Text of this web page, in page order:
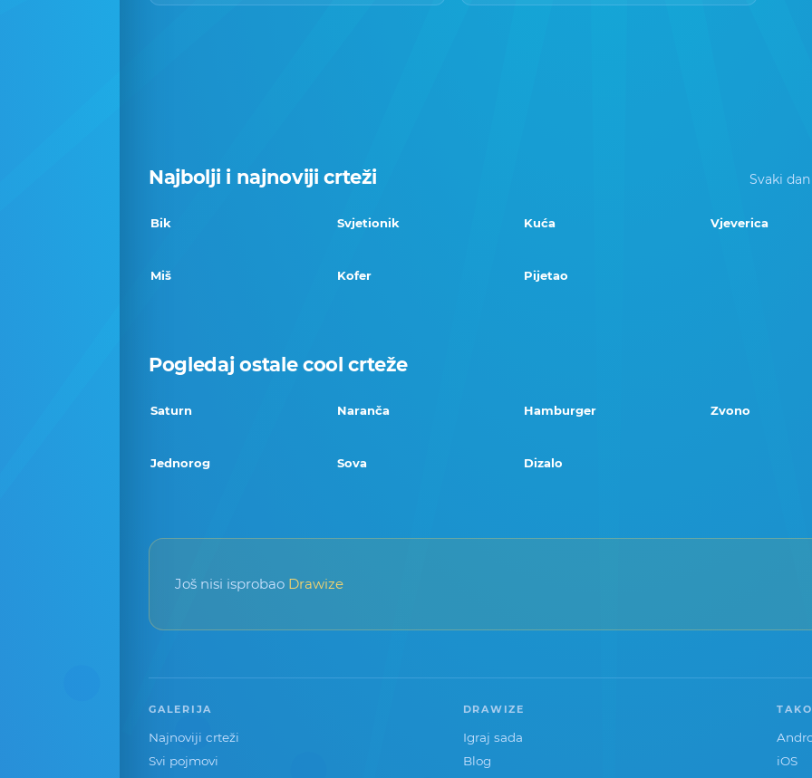
Najbolji i najnoviji crteži Svaki
Bik Svjetionik Kuća Vjeverica
Miš Kofer Pijetao
Pogledaj ostale cool crteže
Saturn Naranča Hamburger Zvono
Jednorog Sova Dizalo
Još nisi isprobao Drawize
GALERIJA
Najnoviji crteži
Svi pojmovi
DRAWIZE
Igraj sada
Blog
iOS